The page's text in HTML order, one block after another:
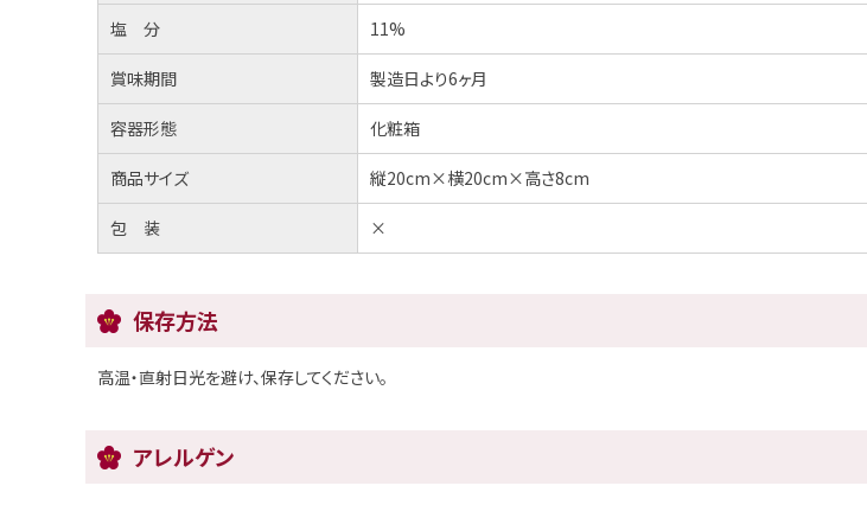
塩 分 11%
賞味期間 製造日より6ヶ月
容器形態 化粧箱
商品サイズ 縦20cm×横20cm×高さ8cm
包 装 ×
保存方法
高温・直射日光を避け、保存してください。
アレルゲン